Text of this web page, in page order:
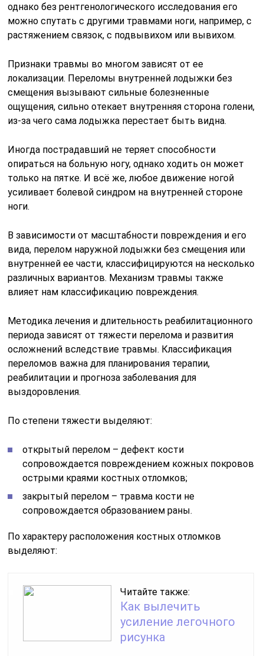
однако без рентгенологического исследования его
можно спутать с другими травмами ноги, например, с
растяжением связок, с подвывихом или вывихом.
Признаки травмы во многом зависят от ее
локализации. Переломы внутренней лодыжки без
смещения вызывают сильные болезненные
ощущения, сильно отекает внутренняя сторона голени,
из-за чего сама лодыжка перестает быть видна.
Иногда пострадавший не теряет способности
опираться на больную ногу, однако ходить он может
только на пятке. И всё же, любое движение ногой
усиливает болевой синдром на внутренней стороне
ноги.
В зависимости от масштабности повреждения и его
вида, перелом наружной лодыжки без смещения или
внутренней ее части, классифицируются на несколько
различных вариантов. Механизм травмы также
влияет нам классификацию повреждения.
Методика лечения и длительность реабилитационного
периода зависят от тяжести перелома и развития
осложнений вследствие травмы. Классификация
переломов важна для планирования терапии,
реабилитации и прогноза заболевания для
выздоровления.
По степени тяжести выделяют:
открытый перелом – дефект кости
сопровождается повреждением кожных покровов
острыми краями костных отломков;
закрытый перелом – травма кости не
сопровождается образованием раны.
По характеру расположения костных отломков
выделяют:
Читайте также:
Как вылечить
усиление легочного
рисунка